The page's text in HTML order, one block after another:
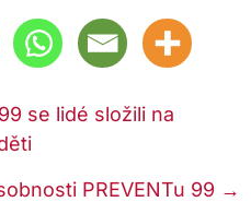
se lidé složili na
PREVENTu 99 →